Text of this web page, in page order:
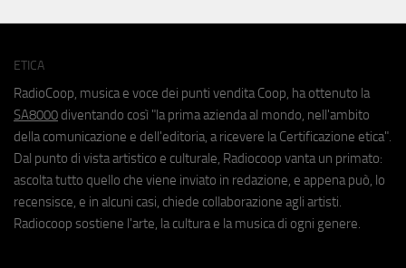
ETICA
RadioCoop, musica e voce dei punti vendita Coop, ha ottenuto la
SA8000 diventando così "la prima azienda al mondo, nell'ambito
della comunicazione e dell'editoria, a ricevere la Certificazione etica".
Dal punto di vista artistico e culturale, Radiocoop vanta un primato:
ascolta tutto quello che viene inviato in redazione, e appena può, lo
recensisce, e in alcuni casi, chiede collaborazione agli artisti.
Radiocoop sostiene l'arte, la cultura e la musica di ogni genere.